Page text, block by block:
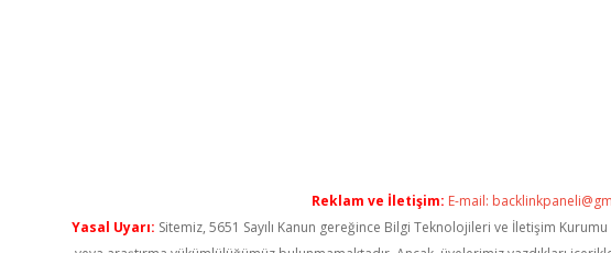
Reklam ve İletişim: E-mail:
Yasal Uyarı: Sitemiz, 5651 Sayılı Kanun gereğince Bilgi Teknolojileri ve İletişim